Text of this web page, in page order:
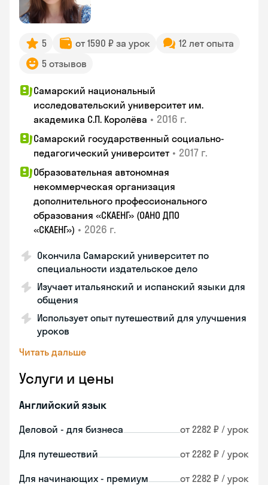
5 от 1590 ₽ за урок
12 лет опыта
5 отзывов
Самарский национальный
исследовательский университет им.
академика С.П. Королёва • 2016 г.
Самарский государственный социально-
педагогический университет • 2017 г.
Образовательная автономная
некоммерческая организация
дополнительного профессионального
образования «СКАЕНГ» (ОАНО ДПО
«СКАЕНГ») • 2026 г.
Окончила Самарский университет по
специальности издательское дело
Изучает итальянский и испанский языки для
общения
Использует опыт путешествий для улучшения
уроков
Читать дальше
Услуги и цены
Английский язык
Деловой - для бизнеса от 2282 ₽ / урок
Для путешествий от 2282 ₽ / урок
Для начинающих - премиум от 2282 ₽ / урок